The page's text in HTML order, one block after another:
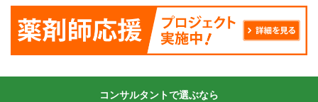
コンサルタントで選ぶなら